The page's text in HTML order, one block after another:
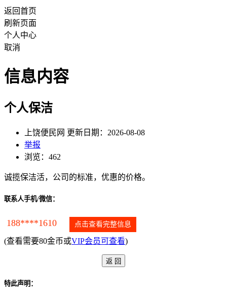
返回首页
刷新页面
个人中心
取消
信息内容
个人保洁
上饶便民网 更新日期：2026-08-08
举报
浏览：462
诚揽保洁活，公司的标准，优惠的价格。
联系人手机/微信：
188****1610 点击查看完整信息
(查看需要80金币或VIP会员可查看)
特此声明：